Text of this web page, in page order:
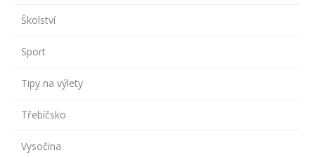
Školství
Sport
Tipy na výlety
Třebíčsko
Vysočina